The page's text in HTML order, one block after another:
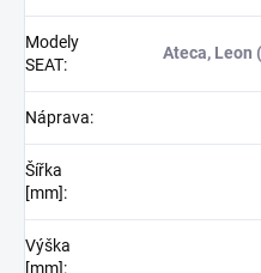
Modely
SEAT:
Ateca, Leon
Náprava:
Šířka
[mm]:
Výška
[mm]: